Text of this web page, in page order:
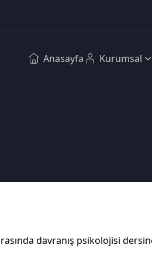
Anasayfa Kurumsal
davranış psikolojisi